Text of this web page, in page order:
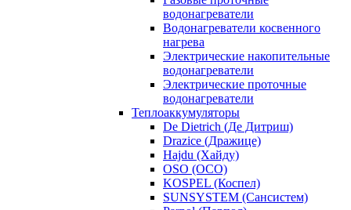
водонагреватели
Водонагреватели косвенного
нагрева
Электрические накопительные
водонагреватели
Электрические проточные
водонагреватели
Теплоаккумуляторы
De Dietrich (Де Дитриш)
Drazice (Дражице)
Hajdu (Хайду)
OSO (ОСО)
KOSPEL (Коспел)
SUNSYSTEM (Сансистем)